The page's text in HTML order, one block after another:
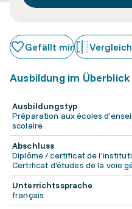
Gefällt mir
Ausbildung im Überblick
Ausbildungstyp
Préparation aux écoles
scolaire
Abschluss
Diplôme / certificat de
Certificat d'études de la voie
Unterrichtssprache
français